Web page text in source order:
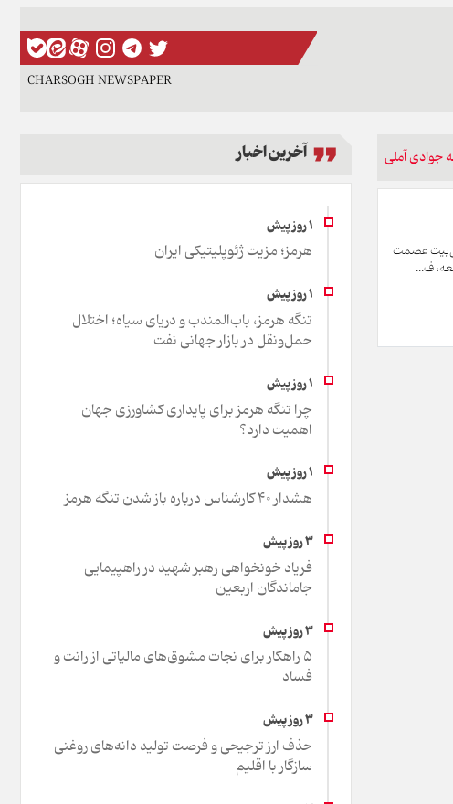
CHARSOGH NEWSPAPER
جوادی آملی
عصمت
ف...
آخرین اخبار
هرمز؛ مزیت ژئوپلیتیکی ایران
تنگه هرمز، باب‌المندب و دریای سیاه؛ اختلال
حمل‌ونقل در بازار جهانی نفت
چرا تنگه هرمز برای پایداری کشاورزی جهان
اهمیت دارد؟
هشدار 40 کارشناس درباره باز شدن تنگه هرمز
فریاد خونخواهی رهبر شهید در راهپیمایی
جاماندگان اربعین
۵ راهکار برای نجات مشوق‌های مالیاتی از رانت و
فساد
حذف ارز ترجیحی و فرصت تولید دانه‌های روغنی
سازگار با اقلیم